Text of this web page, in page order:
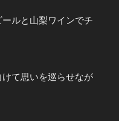
ルと山梨ワインでチ
て思いを巡らせなが